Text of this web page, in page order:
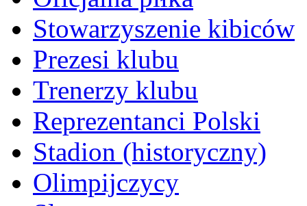
Stowarzyszenie kibiców
Prezesi klubu
Trenerzy klubu
Reprezentanci Polski
Stadion (historyczny)
Olimpijczycy